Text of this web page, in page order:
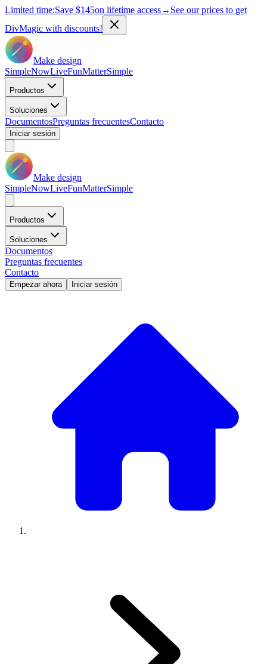
Limited time:Save $145on lifetime access→ See our prices to get
DivMagic with discounts!
Make design
SimpleNowLiveFunMatterSimple
Productos
Soluciones
DocumentosPreguntas frecuentesContacto
Iniciar sesión
Make design
SimpleNowLiveFunMatterSimple
Productos
Soluciones
Documentos
Preguntas frecuentes
Contacto
Empezar ahora Iniciar sesión